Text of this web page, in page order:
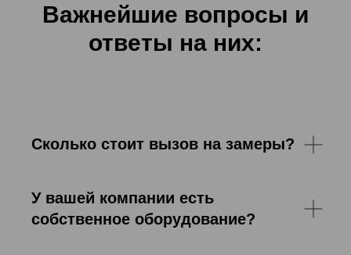
Важнейшие вопросы и
ответы на них:
Сколько стоит вызов на замеры?
У вашей компании есть
собственное оборудование?